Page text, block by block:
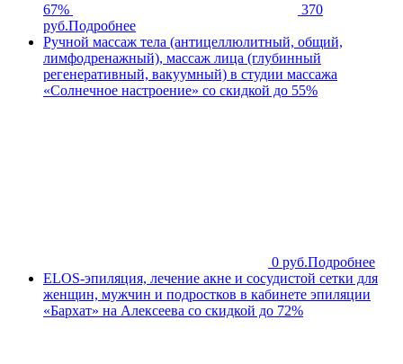
67%
370
руб.Подробнее
Ручной массаж тела (антицеллюлитный, общий,
лимфодренажный), массаж лица (глубинный
регенеративный, вакуумный) в студии массажа
«Солнечное настроение» со скидкой до 55%
0 руб.Подробнее
ELOS-эпиляция, лечение акне и сосудистой сетки для
женщин, мужчин и подростков в кабинете эпиляции
«Бархат» на Алексеева со скидкой до 72%